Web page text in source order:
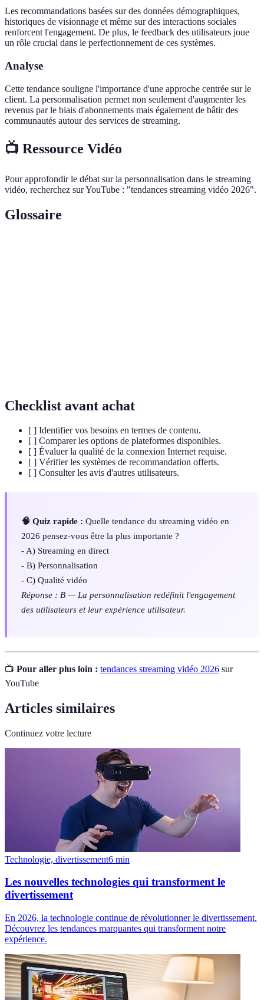
Les recommandations basées sur des données démographiques,
historiques de visionnage et même sur des interactions sociales
renforcent l'engagement. De plus, le feedback des utilisateurs joue
un rôle crucial dans le perfectionnement de ces systèmes.
Analyse
Cette tendance souligne l'importance d'une approche centrée sur le
client. La personnalisation permet non seulement d'augmenter les
revenus par le biais d'abonnements mais également de bâtir des
communautés autour des services de streaming.
📺 Ressource Vidéo
Pour approfondir le débat sur la personnalisation dans le streaming
vidéo, recherchez sur YouTube : "tendances streaming vidéo 2026".
Glossaire
Checklist avant achat
[ ] Identifier vos besoins en termes de contenu.
[ ] Comparer les options de plateformes disponibles.
[ ] Évaluer la qualité de la connexion Internet requise.
[ ] Vérifier les systèmes de recommandation offerts.
[ ] Consulter les avis d'autres utilisateurs.
🧠 Quiz rapide : Quelle tendance du streaming vidéo en
2026 pensez-vous être la plus importante ?
- A) Streaming en direct
- B) Personnalisation
- C) Qualité vidéo
Réponse : B — La personnalisation redéfinit l'engagement
des utilisateurs et leur expérience utilisateur.
📺 Pour aller plus loin : tendances streaming vidéo 2026 sur
YouTube
Articles similaires
Continuez votre lecture
Technologie, divertissement6 min
Les nouvelles technologies qui transforment le
divertissement
En 2026, la technologie continue de révolutionner le divertissement.
Découvrez les tendances marquantes qui transforment notre
expérience.